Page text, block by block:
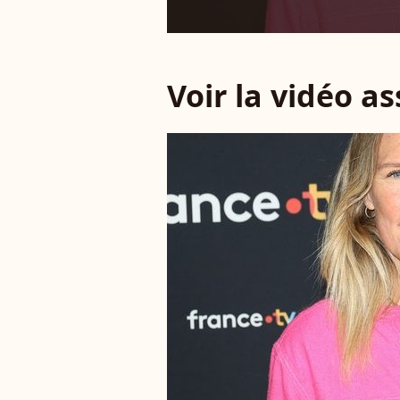
Voir la vidéo